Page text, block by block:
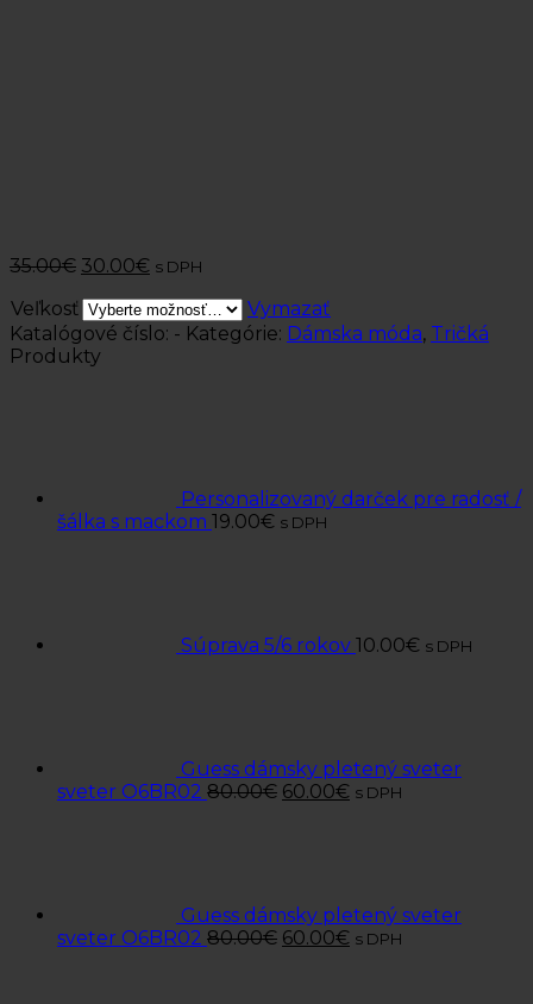
35.00€ 30.00€ s DPH
Veľkosť
Vymazať
Katalógové číslo: - Kategórie: Dámska móda, Tričká
Produkty
Personalizovaný darček pre radosť /
šálka s mackom 19.00€ s DPH
Súprava 5/6 rokov 10.00€ s DPH
Guess dámsky pletený sveter
sveter O6BR02 80.00€ 60.00€ s DPH
Guess dámsky pletený sveter
sveter O6BR02 80.00€ 60.00€ s DPH